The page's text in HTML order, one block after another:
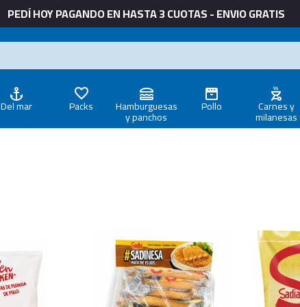
PEDÍ HOY PAGANDO EN HASTA 3 CUOTAS - ENVIO GRATIS
Del mar Packs Hamburguesas
y panchos
Pollo Carnes y
milanesas